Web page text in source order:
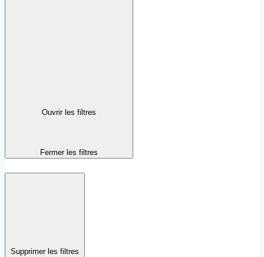
Ouvrir les filtres
Fermer les filtres
Supprimer les filtres